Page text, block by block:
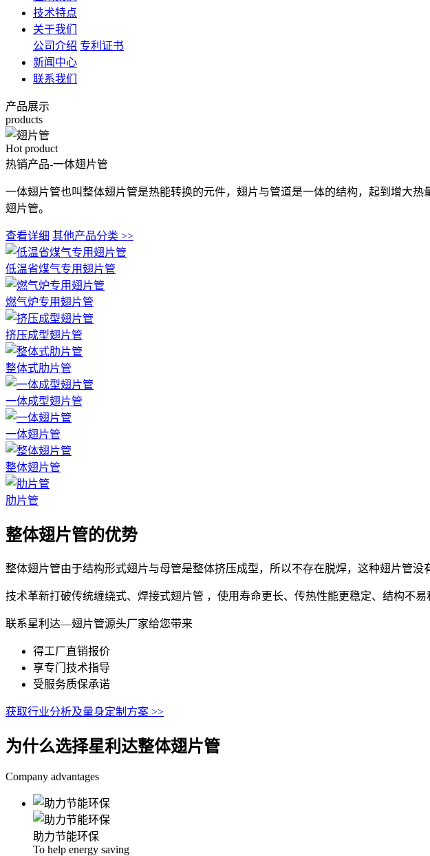
技术特点
关于我们
公司介绍 专利证书
新闻中心
联系我们
产品展示
products
Hot product
热销产品-一体翅片管
一体翅片管也叫整体翅片管是热能转换的元件，翅片与管道是一体的结构，起到增大
翅片管。
查看详细 其他产品分类 >>
低温省煤气专用翅片管
燃气炉专用翅片管
挤压成型翅片管
整体式肋片管
一体成型翅片管
一体翅片管
整体翅片管
肋片管
整体翅片管的优势
整体翅片管由于结构形式翅片与母管是整体挤压成型，所以不存在脱焊，这种翅片管
技术革新打破传统缠绕式、焊接式翅片管 ，使用寿命更长、传热性能更稳定、结构不
联系星利达—翅片管源头厂家给您带来
得工厂直销报价
享专门技术指导
受服务质保承诺
获取行业分析及量身定制方案 >>
为什么选择星利达整体翅片管
Company advantages
助力节能环保
To help energy saving